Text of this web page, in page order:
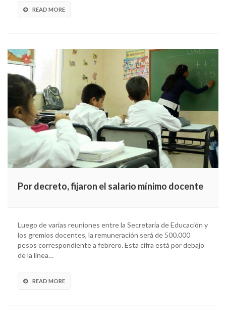
READ MORE
Por decreto, fijaron el salario mínimo docente
Luego de varias reuniones entre la Secretaría de Educación y
los gremios docentes, la remuneración será de 500.000
pesos correspondiente a febrero. Esta cifra está por debajo
de la línea…
READ MORE